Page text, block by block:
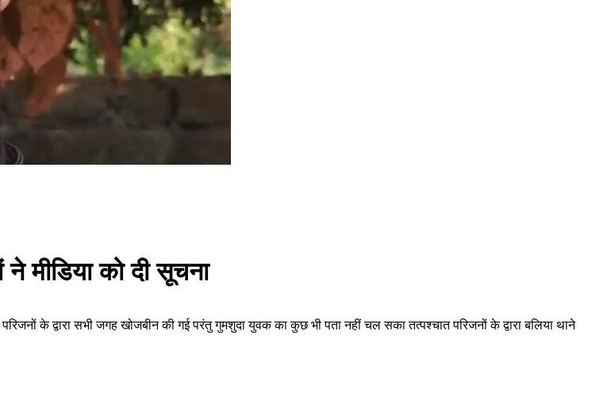
ने मीडिया को दी सूचना
के द्वारा सभी जगह खोजबीन की गई परंतु गुमशुदा युवक का कुछ भी पता नहीं चल सका तत्पश्चात परिजनों के द्वारा बलिया थाने